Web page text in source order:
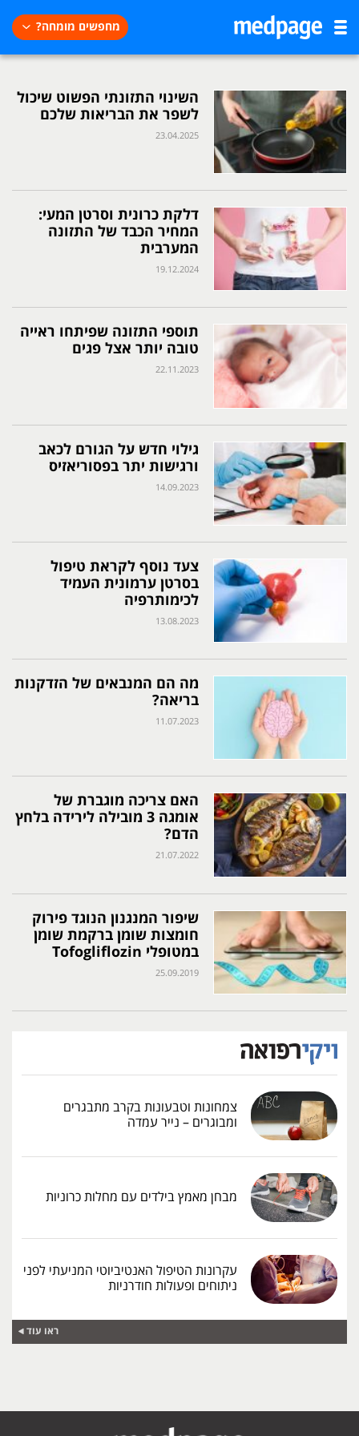
מחפשים מומחה?
השינוי התזונתי הפשוט שיכול
לשפר את הבריאות שלכם
23.04.2025
דלקת כרונית וסרטן המעי:
המחיר הכבד של התזונה
המערבית
19.12.2024
תוספי התזונה שפיתחו ראייה
טובה יותר אצל פגים
22.11.2023
גילוי חדש על הגורם לכאב
ורגישות יתר בפסוריאזיס
14.09.2023
צעד נוסף לקראת טיפול
בסרטן ערמונית העמיד
לכימותרפיה
13.08.2023
מה הם המנבאים של הזדקנות
בריאה?
11.07.2023
האם צריכה מוגברת של
אומגה 3 מובילה לירידה בלחץ
הדם?
21.07.2022
שיפור המנגנון הנוגד פירוק
חומצות שומן ברקמת שומן
במטופלי Tofogliflozin
25.09.2019
צמחונות וטבעונות בקרב מתבגרים
ומבוגרים – נייר עמדה
מבחן מאמץ בילדים עם מחלות כרוניות
עקרונות הטיפול האנטיביוטי המניעתי לפני
ניתוחים ופעולות חודרניות
ראו עוד